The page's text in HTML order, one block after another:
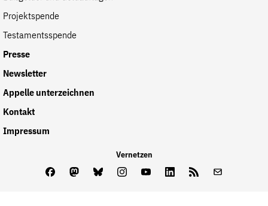
Projektspende
Testamentsspende
Presse
Newsletter
Appelle unterzeichnen
Kontakt
Impressum
Vernetzen
FacebookMastodon
BlueskyInstagram
YoutubeLinkedInFeed